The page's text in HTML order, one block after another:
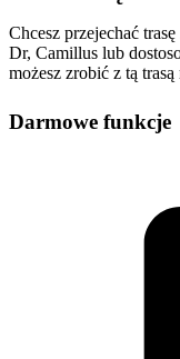
Chcesz przejechać
Dr, Camillus lub
możesz zrobić z tą
Darmowe funkcje